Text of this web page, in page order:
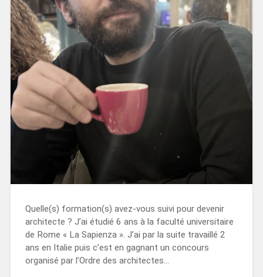
Quelle(s) formation(s) avez-vous suivi pour devenir
architecte ? J’ai étudié 6 ans à la faculté universitaire
de Rome « La Sapienza ». J’ai par la suite travaillé 2
ans en Italie puis c’est en gagnant un concours
organisé par l’Ordre des architectes…